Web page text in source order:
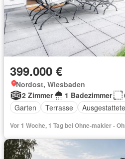
399.000 €
Nordost, Wiesbaden
2 Zimmer
1 Badezimmer
Garten
Terrasse
Vor 1 Woche, 1 Tag bei Ohne-makler -